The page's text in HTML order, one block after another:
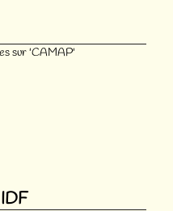
sur 'CAMAP'